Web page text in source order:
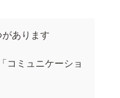
あります
コミュニケーショ